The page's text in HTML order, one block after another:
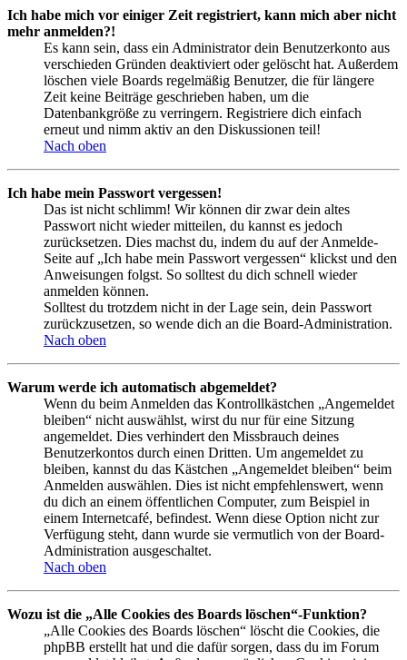
Ich habe mich vor einiger Zeit registriert, kann mich aber nicht
mehr anmelden?!
Es kann sein, dass ein Administrator dein Benutzerkonto aus
verschieden Gründen deaktiviert oder gelöscht hat. Außerdem
löschen viele Boards regelmäßig Benutzer, die für längere
Zeit keine Beiträge geschrieben haben, um die
Datenbankgröße zu verringern. Registriere dich einfach
erneut und nimm aktiv an den Diskussionen teil!
Nach oben
Ich habe mein Passwort vergessen!
Das ist nicht schlimm! Wir können dir zwar dein altes
Passwort nicht wieder mitteilen, du kannst es jedoch
zurücksetzen. Dies machst du, indem du auf der Anmelde-
Seite auf „Ich habe mein Passwort vergessen“ klickst und den
Anweisungen folgst. So solltest du dich schnell wieder
anmelden können.
Solltest du trotzdem nicht in der Lage sein, dein Passwort
zurückzusetzen, so wende dich an die Board-Administration.
Nach oben
Warum werde ich automatisch abgemeldet?
Wenn du beim Anmelden das Kontrollkästchen „Angemeldet
bleiben“ nicht auswählst, wirst du nur für eine Sitzung
angemeldet. Dies verhindert den Missbrauch deines
Benutzerkontos durch einen Dritten. Um angemeldet zu
bleiben, kannst du das Kästchen „Angemeldet bleiben“ beim
Anmelden auswählen. Dies ist nicht empfehlenswert, wenn
du dich an einem öffentlichen Computer, zum Beispiel in
einem Internetcafé, befindest. Wenn diese Option nicht zur
Verfügung steht, dann wurde sie vermutlich von der Board-
Administration ausgeschaltet.
Nach oben
Wozu ist die „Alle Cookies des Boards löschen“-Funktion?
„Alle Cookies des Boards löschen“ löscht die Cookies, die
phpBB erstellt hat und die dafür sorgen, dass du im Forum